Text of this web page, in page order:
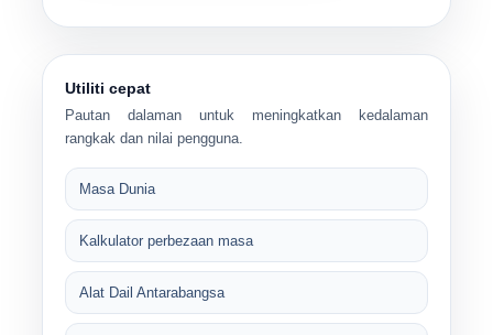
Utiliti cepat
Pautan dalaman untuk meningkatkan kedalaman
rangkak dan nilai pengguna.
Masa Dunia
Kalkulator perbezaan masa
Alat Dail Antarabangsa